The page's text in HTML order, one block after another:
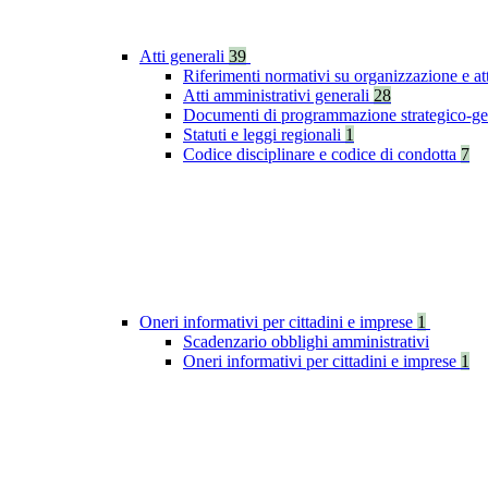
Atti generali 39
Riferimenti normativi su organizzazione e
Atti amministrativi generali 28
Documenti di programmazione strategico-
Statuti e leggi regionali 1
Codice disciplinare e codice di condotta 7
Oneri informativi per cittadini e imprese 1
Scadenzario obblighi amministrativi
Oneri informativi per cittadini e imprese 1